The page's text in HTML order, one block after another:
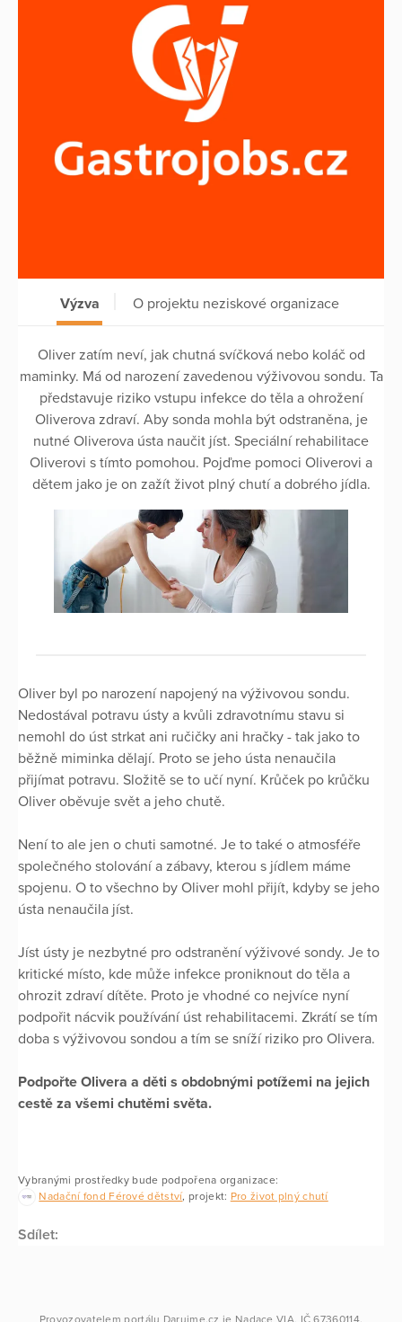
Výzva O projektu neziskové organizace
Oliver zatím neví, jak chutná svíčková nebo koláč od
maminky. Má od narození zavedenou výživovou sondu. Ta
představuje riziko vstupu infekce do těla a ohrožení
Oliverova zdraví. Aby sonda mohla být odstraněna, je
nutné Oliverova ústa naučit jíst. Speciální rehabilitace
Oliverovi s tímto pomohou. Pojďme pomoci Oliverovi a
dětem jako je on zažít život plný chutí a dobrého jídla.
Oliver byl po narození napojený na výživovou sondu.
Nedostával potravu ústy a kvůli zdravotnímu stavu si
nemohl do úst strkat ani ručičky ani hračky - tak jako to
běžně miminka dělají. Proto se jeho ústa nenaučila
přijímat potravu. Složitě se to učí nyní. Krůček po krůčku
Oliver oběvuje svět a jeho chutě.
Není to ale jen o chuti samotné. Je to také o atmosféře
společného stolování a zábavy, kterou s jídlem máme
spojenu. O to všechno by Oliver mohl přijít, kdyby se jeho
ústa nenaučila jíst.
Jíst ústy je nezbytné pro odstranění výživové sondy. Je to
kritické místo, kde může infekce proniknout do těla a
ohrozit zdraví dítěte. Proto je vhodné co nejvíce nyní
podpořit nácvik používání úst rehabilitacemi. Zkrátí se tím
doba s výživovou sondou a tím se sníží riziko pro Olivera.
Podpořte Olivera a děti s obdobnými potížemi na jejich
cestě za všemi chutěmi světa.
Vybranými prostředky bude podpořena organizace:
Nadační fond Férové dětství, projekt: Pro život plný chutí
Sdílet: